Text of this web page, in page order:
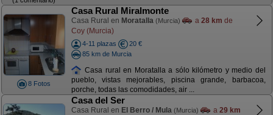
8 Fotos
Casa Rural Miralmonte
Casa Rural en Moratalla (Murcia) a 28 km de
Coy (Murcia)
4-11 plazas
20 €
85 km de Murcia
Casa rural en Moratalla a sólo kilómetro y medio del
pueblo, vistas mejorables, piscina grande, barbacoa,
porche, todas las comodidades, air ...
Casa del Ser
Casa Rural en El Berro / Mula (Murcia) a 29 km